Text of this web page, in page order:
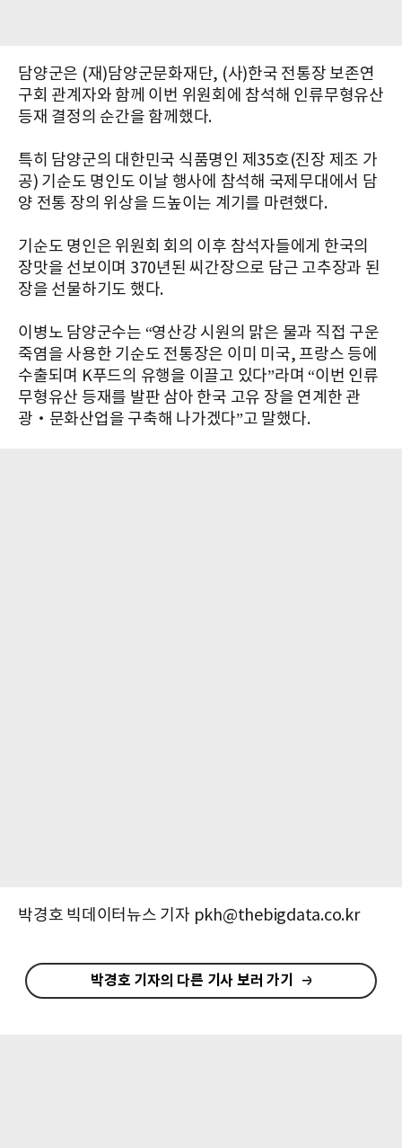
담양군은 (재)담양군문화재단, (사)한국 전통장 보존연
구회 관계자와 함께 이번 위원회에 참석해 인류무형유산
등재 결정의 순간을 함께했다.
특히 담양군의 대한민국 식품명인 제35호(진장 제조 가
공) 기순도 명인도 이날 행사에 참석해 국제무대에서 담
양 전통 장의 위상을 드높이는 계기를 마련했다.
기순도 명인은 위원회 회의 이후 참석자들에게 한국의
장맛을 선보이며 370년된 씨간장으로 담근 고추장과 된
장을 선물하기도 했다.
이병노 담양군수는 “영산강 시원의 맑은 물과 직접 구운
죽염을 사용한 기순도 전통장은 이미 미국, 프랑스 등에
수출되며 K푸드의 유행을 이끌고 있다”라며 “이번 인류
무형유산 등재를 발판 삼아 한국 고유 장을 연계한 관
광‧문화산업을 구축해 나가겠다”고 말했다.
박경호 빅데이터뉴스 기자 pkh@thebigdata.co.kr
박경호 기자의 다른 기사 보러 가기